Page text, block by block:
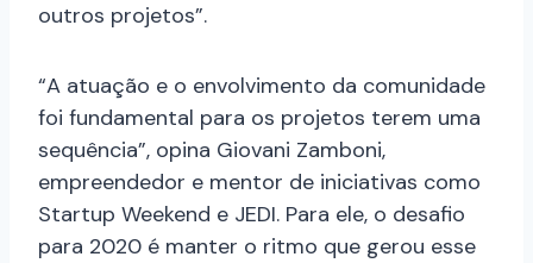
outros projetos”.
“A atuação e o envolvimento da comunidade
foi fundamental para os projetos terem uma
sequência”, opina Giovani Zamboni,
empreendedor e mentor de iniciativas como
Startup Weekend e JEDI. Para ele, o desafio
para 2020 é manter o ritmo que gerou esse